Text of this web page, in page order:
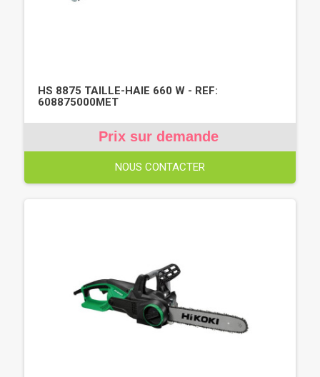
HS 8875 TAILLE-HAIE 660 W - REF:
608875000MET
Prix sur demande
NOUS CONTACTER